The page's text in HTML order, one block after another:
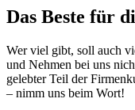
Das Beste für
Wer viel gibt, soll auch
und Nehmen bei uns
gelebter Teil der
– nimm uns beim Wort!